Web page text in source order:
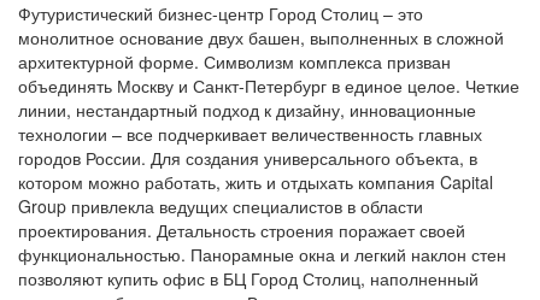
Футуристический бизнес-центр Город Столиц – это
монолитное основание двух башен, выполненных в сложной
архитектурной форме. Символизм комплекса призван
объединять Москву и Санкт-Петербург в единое целое. Четкие
линии, нестандартный подход к дизайну, инновационные
технологии – все подчеркивает величественность главных
городов России. Для создания универсального объекта, в
котором можно работать, жить и отдыхать компания Capital
Group привлекла ведущих специалистов в области
проектирования. Детальность строения поражает своей
функциональностью. Панорамные окна и легкий наклон стен
позволяют купить офис в БЦ Город Столиц, наполненный